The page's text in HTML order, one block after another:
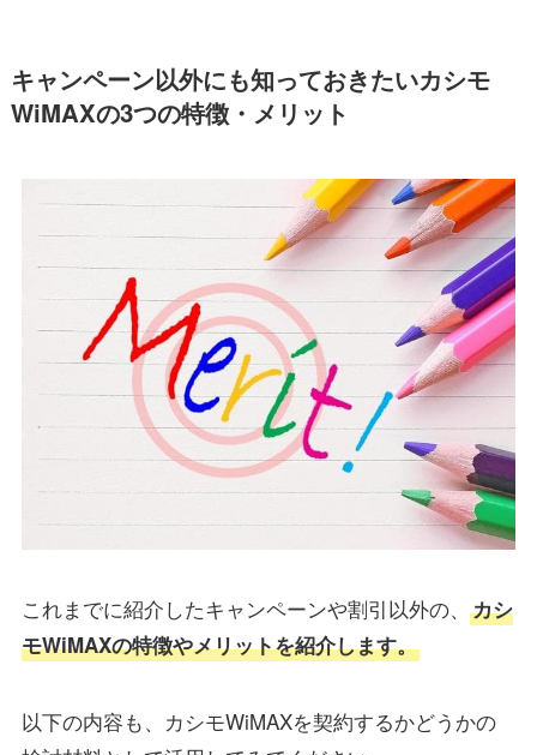
キャンペーン以外にも知っておきたいカシモ
WiMAXの3つの特徴・メリット
これまでに紹介したキャンペーンや割引以外の、
カシ
モWiMAXの特徴やメリットを紹介します。
以下の内容も、カシモWiMAXを契約するかどうかの